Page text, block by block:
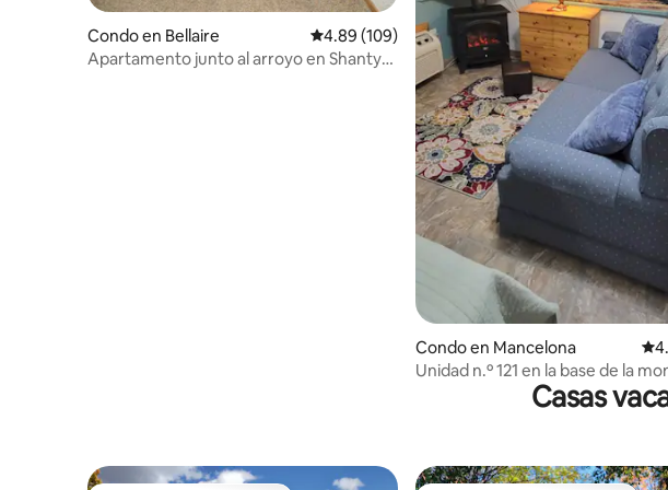
Condo en Bellaire Calificación promedio: 4.89 de 5, 109 reseñas
4.89 (109)
Apartamento junto al arroyo en Shanty
Condo en Mancelona
Unidad n.º 121 en la base de la
Casas